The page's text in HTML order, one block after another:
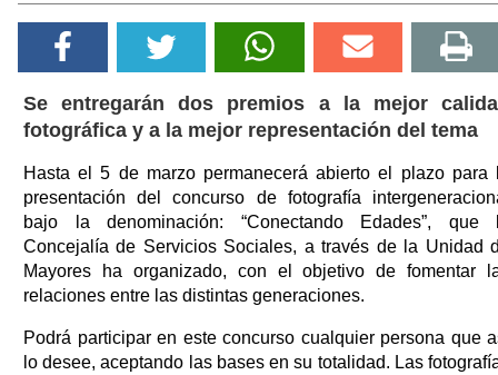
Se entregarán dos premios a la mejor
fotográfica y a la mejor representación del tema
Hasta el 5 de marzo permanecerá abierto el plazo para
presentación del concurso de fotografía
bajo la denominación: “Conectando Edades”, que
Concejalía de Servicios Sociales, a través de la Unidad
Mayores ha organizado, con el objetivo de fomentar
relaciones entre las distintas generaciones.
Podrá participar en este concurso cualquier persona que
lo desee, aceptando las bases en su totalidad. Las